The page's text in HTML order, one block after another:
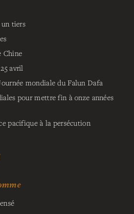
tiers
Chine
avril
mondiale du Falun Dafa
pour mettre fin à onze années
pacifique à la persécution